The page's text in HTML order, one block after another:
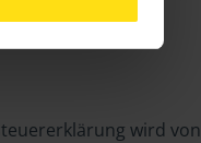
wird von